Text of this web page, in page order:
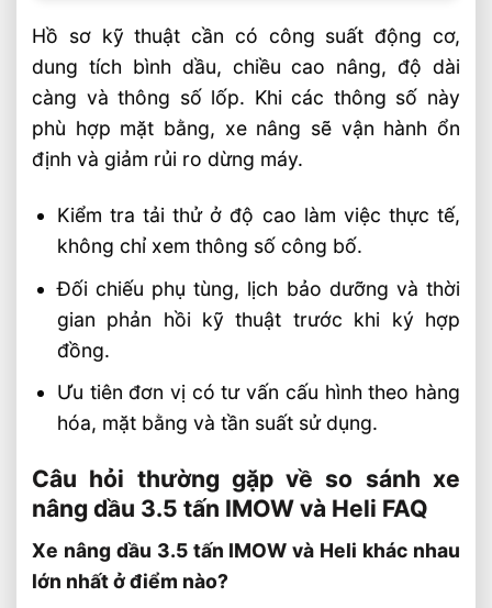
Hồ sơ kỹ thuật cần có công suất động cơ,
dung tích bình dầu, chiều cao nâng, độ dài
càng và thông số lốp. Khi các thông số này
phù hợp mặt bằng, xe nâng sẽ vận hành ổn
định và giảm rủi ro dừng máy.
Kiểm tra tải thử ở độ cao làm việc thực tế,
không chỉ xem thông số công bố.
Đối chiếu phụ tùng, lịch bảo dưỡng và thời
gian phản hồi kỹ thuật trước khi ký hợp
đồng.
Ưu tiên đơn vị có tư vấn cấu hình theo hàng
hóa, mặt bằng và tần suất sử dụng.
Câu hỏi thường gặp về so sánh xe
nâng dầu 3.5 tấn IMOW và Heli FAQ
Xe nâng dầu 3.5 tấn IMOW và Heli khác nhau
lớn nhất ở điểm nào?